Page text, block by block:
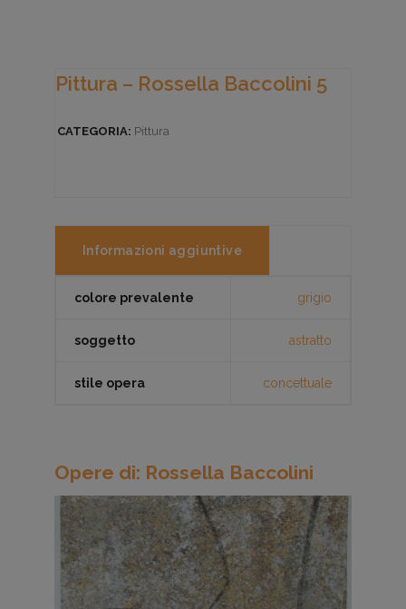
Pittura – Rossella Baccolini 5
CATEGORIA: Pittura
Informazioni aggiuntive
colore prevalente grigio
soggetto astratto
stile opera concettuale
Opere di: Rossella Baccolini